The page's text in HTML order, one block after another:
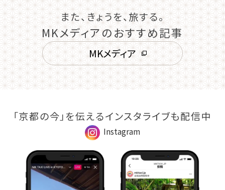
また、きょうを、旅する。
MKメディアのおすすめ記事
MKメディア
「京都の今」を伝えるインスタライブも配信中
Instagram